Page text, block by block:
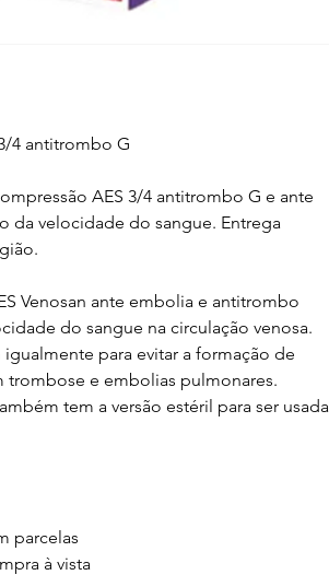
4 antitrombo G
AES 3/4 antitrombo G e ante
da velocidade do sangue. Entrega
Venosan ante embolia e antitrombo
do sangue na circulação venosa.
igualmente para evitar a formação de
trombose e embolias pulmonares.
tem a versão estéril para ser usada
parcelas
à vista